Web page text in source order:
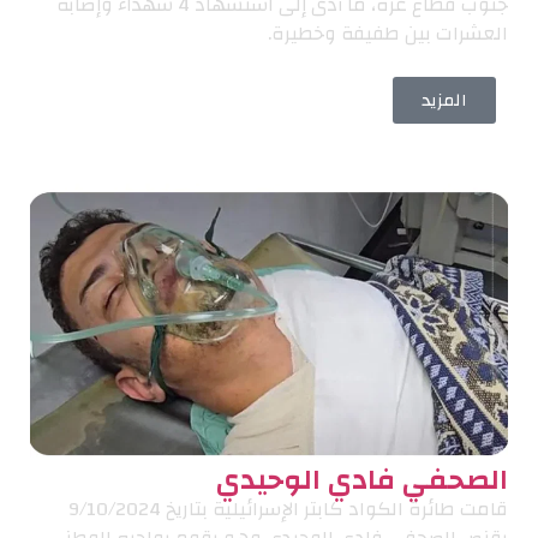
العشرات بين طفيفة وخطيرة.
المزيد
الصحفي فادي الوحيدي
قامت طائرة الكواد كابتر الإسرائيلية بتاريخ 9/10/2024